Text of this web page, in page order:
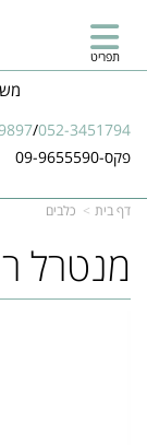
/052-3451794
פקס-09-9655590
תפריט
דף בית כלבים
מנטרל